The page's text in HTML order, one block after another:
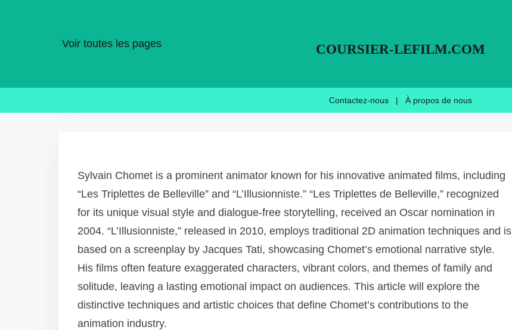
Voir toutes les pages COURSIER-LEFILM.COM
Contactez-nous | À propos de nous
Sylvain Chomet is a prominent animator known for his innovative animated films, including
“Les Triplettes de Belleville” and “L’Illusionniste.” “Les Triplettes de Belleville,” recognized
for its unique visual style and dialogue-free storytelling, received an Oscar nomination in
2004. “L’Illusionniste,” released in 2010, employs traditional 2D animation techniques and is
based on a screenplay by Jacques Tati, showcasing Chomet’s emotional narrative style.
His films often feature exaggerated characters, vibrant colors, and themes of family and
solitude, leaving a lasting emotional impact on audiences. This article will explore the
distinctive techniques and artistic choices that define Chomet’s contributions to the
animation industry.